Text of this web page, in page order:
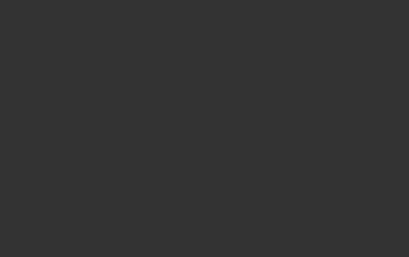
A játékelmélet elméleti és gyakorlati eredményei új
szerzők e könyvben a terület Nobel-díjakkal is elismert eredményeire
valamint hogy miként alkalmazható sikerrel a mindennapok
a vállalati versenystratégiák, a katonai konfliktusok, a kereskedelmi
megértheti a körülötte zajló eseményeket, emberi
arra ösztönöznek, hogy a múlt eseményeit újszerű
jatszmak//